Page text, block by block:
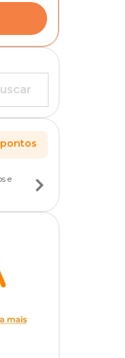
pontos
e